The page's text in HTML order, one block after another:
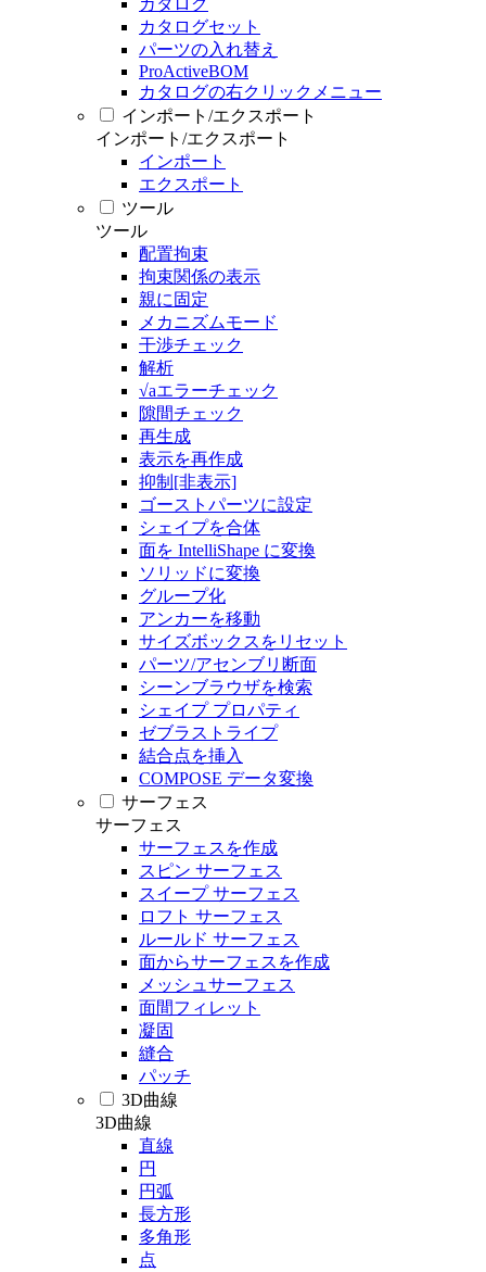
カタログ
カタログセット
パーツの入れ替え
ProActiveBOM
カタログの右クリックメニュー
インポート/エクスポート
インポート/エクスポート
インポート
エクスポート
ツール
ツール
配置拘束
拘束関係の表示
親に固定
メカニズムモード
干渉チェック
解析
√aエラーチェック
隙間チェック
再生成
表示を再作成
抑制[非表示]
ゴーストパーツに設定
シェイプを合体
面を IntelliShape に変換
ソリッドに変換
グループ化
アンカーを移動
サイズボックスをリセット
パーツ/アセンブリ断面
シーンブラウザを検索
シェイプ プロパティ
ゼブラストライプ
結合点を挿入
COMPOSE データ変換
サーフェス
サーフェス
サーフェスを作成
スピン サーフェス
スイープ サーフェス
ロフト サーフェス
ルールド サーフェス
面からサーフェスを作成
メッシュサーフェス
面間フィレット
凝固
縫合
パッチ
3D曲線
3D曲線
直線
円
円弧
長方形
多角形
点